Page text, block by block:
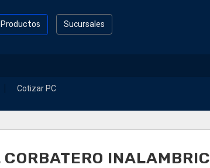
Sucursales
Productos
Cotizar PC
CORBATERO